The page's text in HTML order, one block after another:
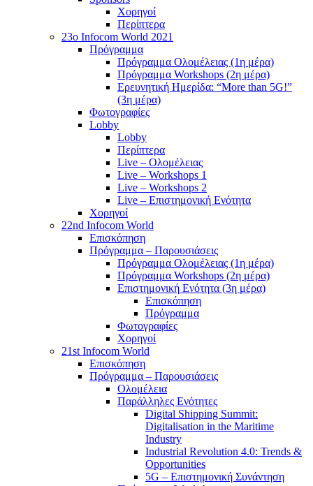
Χορηγοί
Περίπτερα
23o Infocom World 2021
Πρόγραμμα
Πρόγραμμα Ολομέλειας (1η μέρα)
Πρόγραμμα Workshops (2η μέρα)
Ερευνητική Ημερίδα: “More than 5G!”
(3η μέρα)
Φωτογραφίες
Lobby
Lobby
Περίπτερα
Live – Ολομέλειας
Live – Workshops 1
Live – Workshops 2
Live – Επιστημονική Ενότητα
Χορηγοί
22nd Infocom World
Επισκόπηση
Πρόγραμμα – Παρουσιάσεις
Πρόγραμμα Ολομέλειας (1η μέρα)
Πρόγραμμα Workshops (2η μέρα)
Επιστημονική Ενότητα (3η μέρα)
Επισκόπηση
Πρόγραμμα
Φωτογραφίες
Χορηγοί
21st Infocom World
Επισκόπηση
Πρόγραμμα – Παρουσιάσεις
Ολομέλεια
Παράλληλες Ενότητες
Digital Shipping Summit:
Digitalisation in the Maritime
Industry
Industrial Revolution 4.0: Trends &
Opportunities
5G – Επιστημονική Συνάντηση